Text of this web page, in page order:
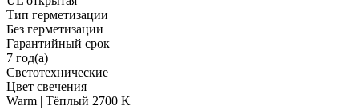
Тип герметизации
Без герметизации
Гарантийный срок
7 год(а)
Светотехнические
Цвет свечения
Warm | Тёплый 2700 K